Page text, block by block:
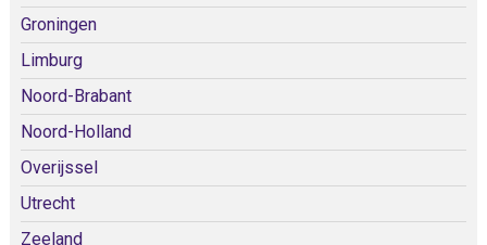
Groningen
Limburg
Noord-Brabant
Noord-Holland
Overijssel
Utrecht
Zeeland